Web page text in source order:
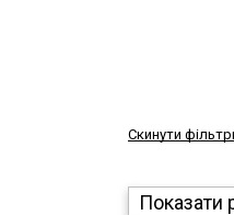
Скинути
Показати